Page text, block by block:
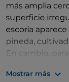
más amplia
superficie
escoria
pineda,
En cambio,
Pancracio,
Mostrar más